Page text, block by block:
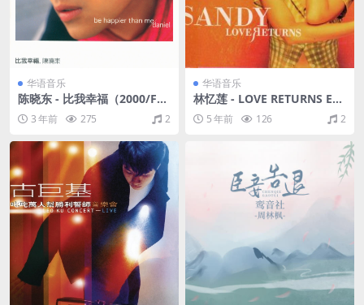
华语音乐
陈晓东 - 比我幸福（2000/FL
AC/分轨/250M）
3 年前 275 2
华语音乐
林忆莲 - LOVE RETURNS EP0
7 香港 1996（WAV+CUE/整
轨/281M）
5 年前 126 2